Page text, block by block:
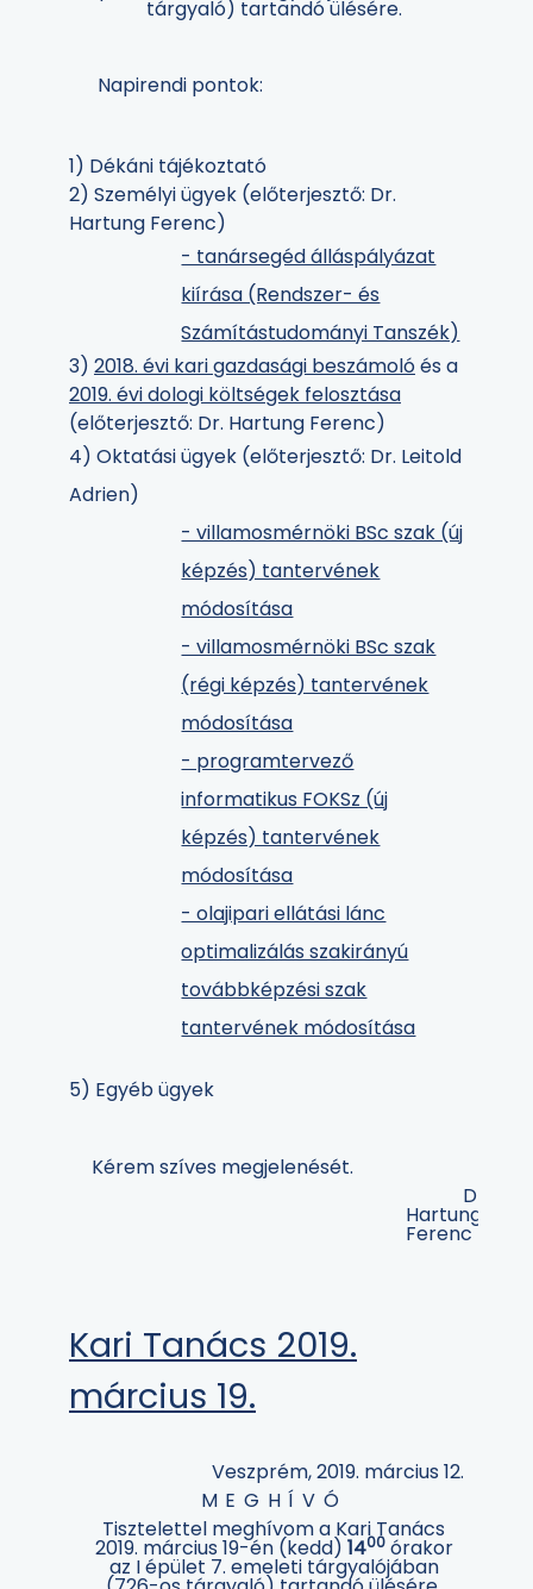
tárgyaló) tartandó ülésére.
Napirendi pontok:
1) Dékáni tájékoztató
2) Személyi ügyek (előterjesztő: Dr.
Hartung Ferenc)
- tanársegéd álláspályázat
kiírása (Rendszer- és
Számítástudományi Tanszék)
3) 2018. évi kari gazdasági beszámolóés a
2019. évi dologi költségek felosztása
(előterjesztő: Dr. Hartung Ferenc)
4) Oktatási ügyek (előterjesztő: Dr. Leitold
Adrien)
- villamosmérnöki BSc szak (új
képzés) tantervének
módosítása
- villamosmérnöki BSc szak
(régi képzés) tantervének
módosítása
- programtervező
informatikus FOKSz (új
képzés) tantervének
módosítása
- olajipari ellátási lánc
optimalizálás szakirányú
továbbképzési szak
tantervének módosítása
5) Egyéb ügyek
Kérem szíves megjelenését.
Dr.
Hartung
Ferenc
Kari Tanács 2019.
március 19.
Veszprém, 2019. március 12.
MEGHÍVÓ
Tisztelettel meghívom a Kari Tanács
2019. március 19-én (kedd) 1400órakor
az I épület 7. emeleti tárgyalójában